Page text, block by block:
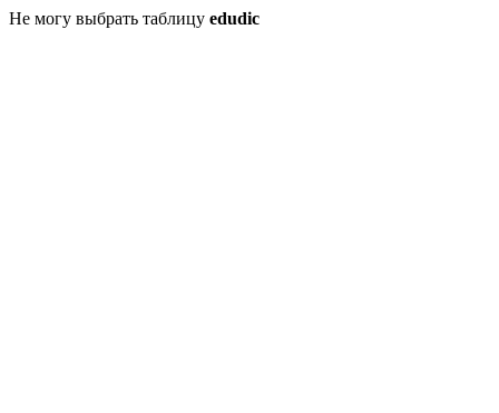
Не могу выбрать таблицу edudic